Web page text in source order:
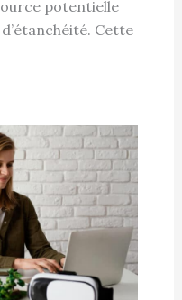
potentielle
Cette